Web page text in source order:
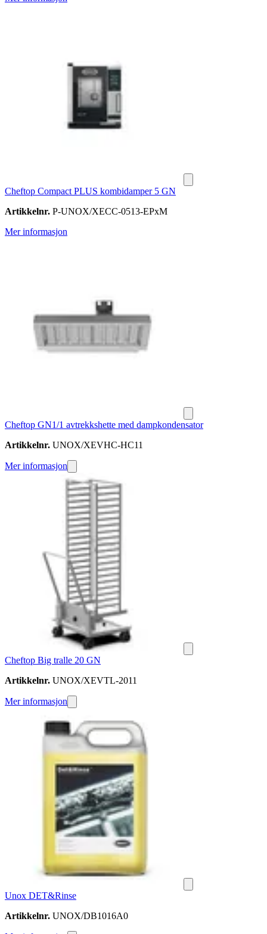
Cheftop Compact PLUS kombidamper 5 GN
Artikkelnr. P-UNOX/XECC-0513-EPxM
Mer informasjon
Cheftop GN1/1 avtrekkshette med dampkondensator
Artikkelnr. UNOX/XEVHC-HC11
Mer informasjon
Cheftop Big tralle 20 GN
Artikkelnr. UNOX/XEVTL-2011
Mer informasjon
Unox DET&Rinse
Artikkelnr. UNOX/DB1016A0